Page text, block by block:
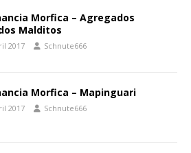
Morfica ‎– Agregados
Malditos
2017 Schnute666
Morfica ‎– Mapinguari
2017 Schnute666